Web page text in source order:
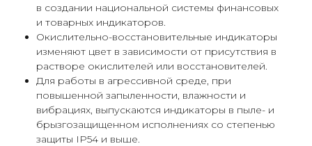
в создании национальной системы финансовых
и товарных индикаторов.
Окислительно-восстановительные индикаторы
изменяют цвет в зависимости от присутствия в
растворе окислителей или восстановителей.
Для работы в агрессивной среде, при
повышенной запыленности, влажности и
вибрациях, выпускаются индикаторы в пыле- и
брызгозащищенном исполнениях со степенью
защиты IP54 и выше.